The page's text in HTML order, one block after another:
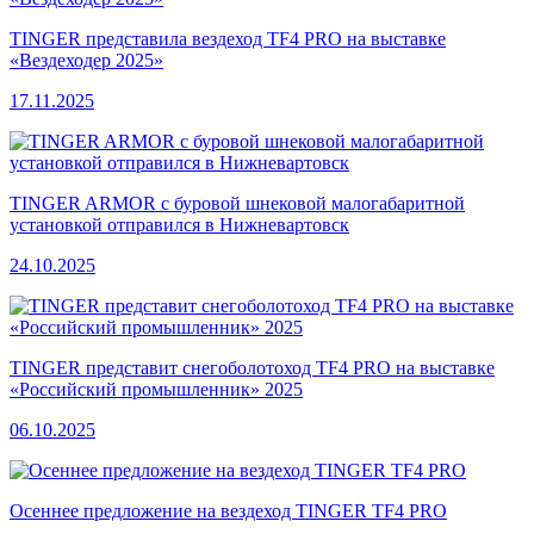
TINGER представила вездеход TF4 PRO на выставке
«Вездеходер 2025»
17.11.2025
TINGER ARMOR с буровой шнековой малогабаритной
установкой отправился в Нижневартовск
24.10.2025
TINGER представит снегоболотоход TF4 PRO на выставке
«Российский промышленник» 2025
06.10.2025
Осеннее предложение на вездеход TINGER TF4 PRO